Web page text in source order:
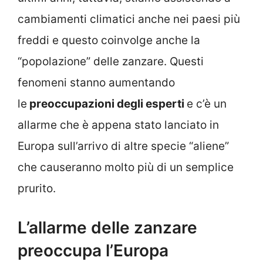
cambiamenti climatici anche nei paesi più
freddi e questo coinvolge anche la
“popolazione” delle zanzare. Questi
fenomeni stanno aumentando
le preoccupazioni degli esperti e c’è un
allarme che è appena stato lanciato in
Europa sull’arrivo di altre specie “aliene”
che causeranno molto più di un semplice
prurito.
L’allarme delle zanzare
preoccupa l’Europa